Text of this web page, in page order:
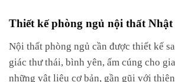
Thiết kế phòng ngủ nội thất Nhật
Nội thất phòng ngủ cần được thiết kế
giác thư thái, bình yên, ấm cúng cho
những vật liệu cơ bản, gần gũi với